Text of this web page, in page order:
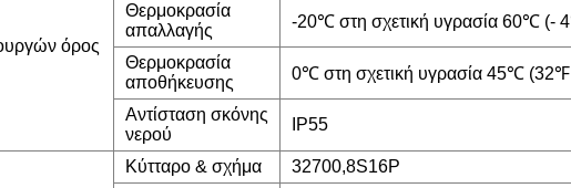
όρος
Θερμοκρασία
απαλλαγής
-20℃ στη σχετική υγρασία 60℃ (-
Θερμοκρασία
αποθήκευσης
0℃ στη σχετική υγρασία 45℃
Αντίσταση σκόνης
νερού
IP55
Κύτταρο & σχήμα
32700,8S16P